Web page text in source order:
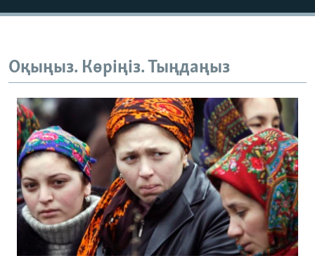
Оқыңыз. Көріңіз. Тыңдаңыз